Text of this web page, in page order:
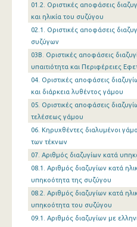
01.2. Οριστικές αποφάσεις
και ηλικία του συζύγου
02.1. Οριστικές αποφάσεις
συζύγων
03Β. Οριστικές αποφάσεις
υπαιτιότητα και Περιφέρειες
04. Οριστικές αποφάσεις
και διάρκεια λυθέντος γάμου
05. Οριστικές αποφάσεις
τελέσεως γάμου
06. Κηρυχθέντες διαλυμένοι
των τέκνων
07. Αριθμός διαζυγίων κατά
08.1. Αριθμός διαζυγίων κατά
υπηκοότητα της συζύγου
08.2. Αριθμός διαζυγίων κατά
υπηκοότητα του συζύγου
09.1. Αριθμός διαζυγίων με